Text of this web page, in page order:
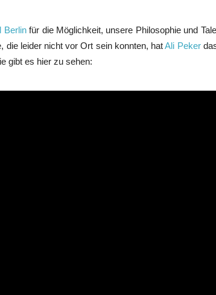
Berlinfür die Möglichkeit, unsere Philosophie und
die leider nicht vor Ort sein konnten, hatAli Peker
gibt es hier zu sehen: